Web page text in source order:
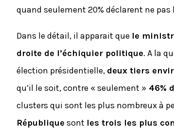
quand seulement 20% déclarent ne pas
Dans le détail, il apparait que le
droite de l’échiquier politique. A la
élection présidentielle, deux tiers
qu’il le soit, contre « seulement »46%
clusters qui sont les plus nombreux à
République sont les trois les plus